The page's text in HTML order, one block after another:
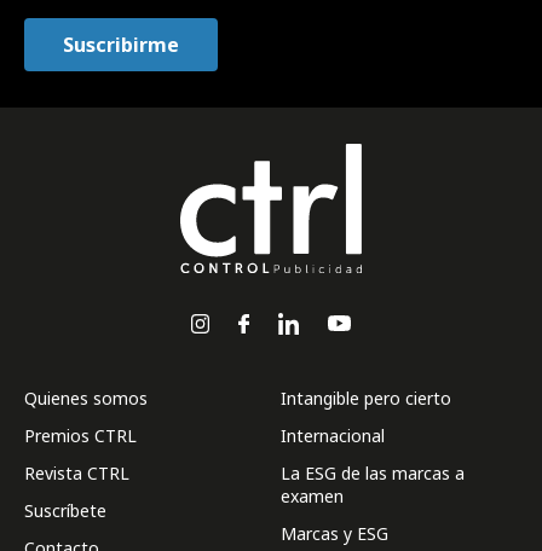
Quienes somos
Premios CTRL
Revista CTRL
Suscríbete
Intangible pero cierto
Internacional
La ESG de las marcas a
examen
Marcas y ESG